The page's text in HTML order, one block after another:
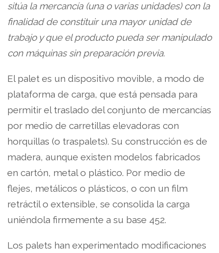
sitúa la mercancía (una o varias unidades) con la
finalidad de constituir una mayor unidad de
trabajo y que el producto pueda ser manipulado
con máquinas sin preparación previa.
El palet es un dispositivo movible, a modo de
plataforma de carga, que está pensada para
permitir el traslado del conjunto de mercancías
por medio de carretillas elevadoras con
horquillas (o traspalets). Su construcción es de
madera, aunque existen modelos fabricados
en cartón, metal o plástico. Por medio de
flejes, metálicos o plásticos, o con un film
retráctil o extensible, se consolida la carga
uniéndola firmemente a su base 452.
Los palets han experimentado modificaciones